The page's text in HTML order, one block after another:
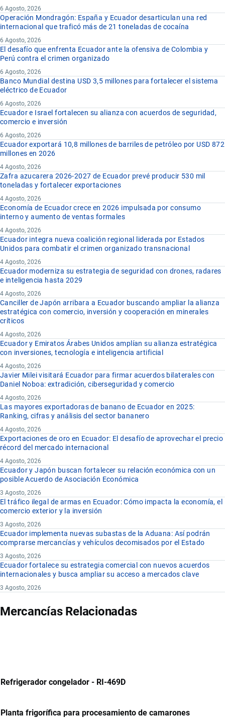
6 Agosto, 2026
Operación Mondragón: España y Ecuador desarticulan una red
internacional que traficó más de 21 toneladas de cocaína
6 Agosto, 2026
El desafío que enfrenta Ecuador ante la ofensiva de Colombia y
Perú contra el crimen organizado
6 Agosto, 2026
Banco Mundial destina USD 3,5 millones para fortalecer el sistema
eléctrico de Ecuador
6 Agosto, 2026
Ecuador e Israel fortalecen su alianza con acuerdos de seguridad,
comercio e inversión
6 Agosto, 2026
Ecuador exportará 10,8 millones de barriles de petróleo por USD 872
millones en 2026
4 Agosto, 2026
Zafra azucarera 2026-2027 de Ecuador prevé producir 530 mil
toneladas y fortalecer exportaciones
4 Agosto, 2026
Economía de Ecuador crece en 2026 impulsada por consumo
interno y aumento de ventas formales
4 Agosto, 2026
Ecuador integra nueva coalición regional liderada por Estados
Unidos para combatir el crimen organizado transnacional
4 Agosto, 2026
Ecuador moderniza su estrategia de seguridad con drones, radares
e inteligencia hasta 2029
4 Agosto, 2026
Canciller de Japón arribara a Ecuador buscando ampliar la alianza
estratégica con comercio, inversión y cooperación en minerales
críticos
4 Agosto, 2026
Ecuador y Emiratos Árabes Unidos amplían su alianza estratégica
con inversiones, tecnología e inteligencia artificial
4 Agosto, 2026
Javier Milei visitará Ecuador para firmar acuerdos bilaterales con
Daniel Noboa: extradición, ciberseguridad y comercio
4 Agosto, 2026
Las mayores exportadoras de banano de Ecuador en 2025:
Ranking, cifras y análisis del sector bananero
4 Agosto, 2026
Exportaciones de oro en Ecuador: El desafío de aprovechar el precio
récord del mercado internacional
4 Agosto, 2026
Ecuador y Japón buscan fortalecer su relación económica con un
posible Acuerdo de Asociación Económica
3 Agosto, 2026
El tráfico ilegal de armas en Ecuador: Cómo impacta la economía, el
comercio exterior y la inversión
3 Agosto, 2026
Ecuador implementa nuevas subastas de la Aduana: Así podrán
comprarse mercancías y vehículos decomisados por el Estado
3 Agosto, 2026
Ecuador fortalece su estrategia comercial con nuevos acuerdos
internacionales y busca ampliar su acceso a mercados clave
3 Agosto, 2026
Mercancías Relacionadas
Refrigerador congelador - RI-469D
Planta frigorífica para procesamiento de camarones